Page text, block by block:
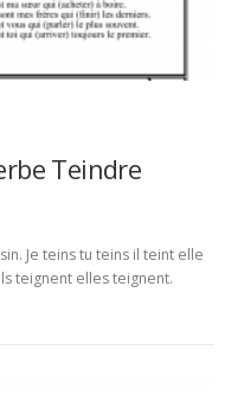
Teindre
Je teins tu teins il teint elle
teignent elles teignent.